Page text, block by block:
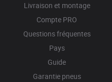
Livraison et montage
Compte PRO
Questions fréquentes
Pays
Guide
Garantie pneus